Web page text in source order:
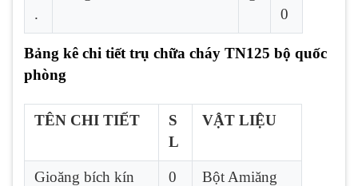
.
0
Bảng kê chi tiết trụ chữa cháy TN125 bộ quốc
phòng
TÊN CHI TIẾT
S
L
VẬT LIỆU
Gioăng bích kín
0
Bột Amiăng